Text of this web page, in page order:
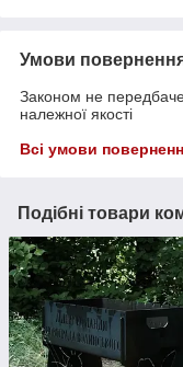
Умови
Законом не
належної якості
Всі умови
Подібні товари